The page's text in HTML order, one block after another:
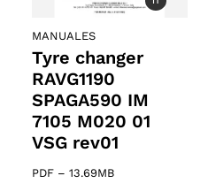
MANUALES
Tyre changer
RAVG1190
SPAGA590 IM
7105 M020 01
VSG rev01
PDF – 13.69MB